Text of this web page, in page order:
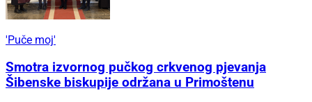
'Puče moj'
Smotra izvornog pučkog crkvenog pjevanja
Šibenske biskupije održana u Primoštenu